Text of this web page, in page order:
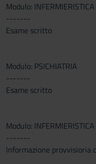
Modulo:
-------
Esame scritto
Modulo: PSICHIATRIA
-------
Esame scritto
Modulo:
-------
Informazione provvisioria